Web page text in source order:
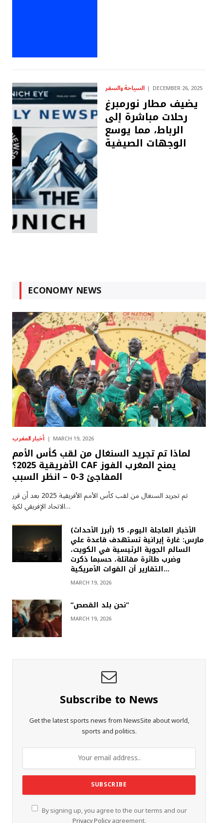
السياحة والسفر DECEMBER 26, 2025
يضيف مطار نورمبرغ
رحلات مباشرة إلى
الرباط، مما يوسع
الوجهات الصيفية
ECONOMY NEWS
أخبار المغرب MARCH 19, 2026
لماذا تم تجريد السنغال من لقب كأس الأمم
الأفريقية 2025؟ CAF يمنح المغرب الفوز
المفاجئ 3-0 – انظر السبب
تم تجريد السنغال من لقب كأس الأمم الأفريقية 2025 بعد أن قرر
الاتحاد الإفريقي لكرة…
(أبرز الأحداث) الأخبار العاجلة اليوم، 15
مارس: غارة إيرانية تستهدف قاعدة علي
السالم الجوية الرئيسية في الكويت،
وضرب طائرة مقاتلة، حسبما ذكرت
التقارير أن القوات الأمريكية…
MARCH 19, 2026
“نحن بلد القصص”
MARCH 19, 2026
Subscribe to News
Get the latest sports news from NewsSite about world,
sports and politics.
By signing up, you agree to the our terms and our